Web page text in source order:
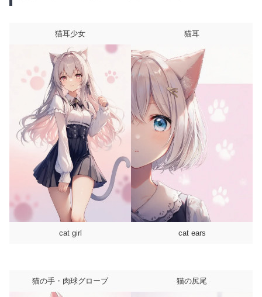
猫耳少女
cat girl
猫耳
cat ears
猫の手・肉球グローブ 猫の尻尾